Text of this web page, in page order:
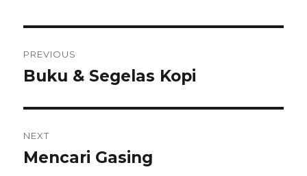
pos
PREVIOUS
Previous
Buku & Segelas Kopi
NEXT
Next
Mencari Gasing